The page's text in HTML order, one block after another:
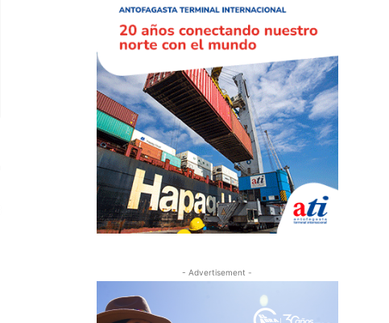
- Advertisement -